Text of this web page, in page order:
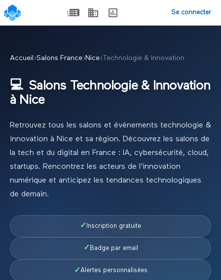
Se connecter
Accueil ›Salons France›Nice› Technologie & Innovation
💻 Salons Technologie & Innovation
à Nice
Retrouvez tous les salons et événements technologie &
innovation à Nice et sa région. Découvrez les salons de
la tech et du digital en France : IA, cybersécurité, cloud,
startups. Rencontrez les acteurs de l'innovation
numérique et anticipez les tendances technologiques
de demain.
✓ Inscription gratuite
✓ Badge par email
✓Alertes personnalisées